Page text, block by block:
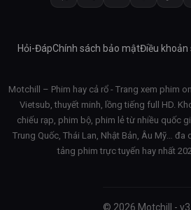
Hỏi-ĐápChính sách bảo mậtĐiều khoản
Motchill – Phim hay cả rổ - Trang xem phim
Vietsub, thuyết minh, lồng tiếng full HD.
chiếu rạp, phim bộ, phim lẻ từ nhiều quốc
Trung Quốc, Thái Lan, Nhật Bản, Âu Mỹ… đa
tảng phim trực tuyến hay nhất
© 2026 Motchill -